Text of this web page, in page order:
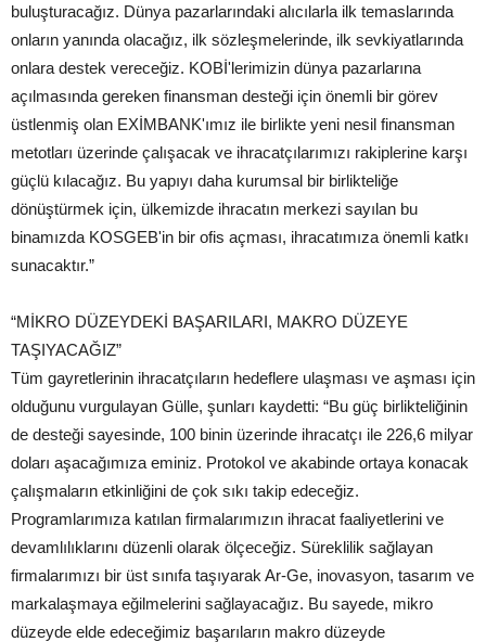
buluşturacağız. Dünya pazarlarındaki alıcılarla ilk temaslarında
onların yanında olacağız, ilk sözleşmelerinde, ilk sevkiyatlarında
onlara destek vereceğiz. KOBİ'lerimizin dünya pazarlarına
açılmasında gereken finansman desteği için önemli bir görev
üstlenmiş olan EXİMBANK'ımız ile birlikte yeni nesil finansman
metotları üzerinde çalışacak ve ihracatçılarımızı rakiplerine karşı
güçlü kılacağız. Bu yapıyı daha kurumsal bir birlikteliğe
dönüştürmek için, ülkemizde ihracatın merkezi sayılan bu
binamızda KOSGEB'in bir ofis açması, ihracatımıza önemli katkı
sunacaktır.”
“MİKRO DÜZEYDEKİ BAŞARILARI, MAKRO DÜZEYE
TAŞIYACAĞIZ”
Tüm gayretlerinin ihracatçıların hedeflere ulaşması ve aşması için
olduğunu vurgulayan Gülle, şunları kaydetti: “Bu güç birlikteliğinin
de desteği sayesinde, 100 binin üzerinde ihracatçı ile 226,6 milyar
doları aşacağımıza eminiz. Protokol ve akabinde ortaya konacak
çalışmaların etkinliğini de çok sıkı takip edeceğiz.
Programlarımıza katılan firmalarımızın ihracat faaliyetlerini ve
devamlılıklarını düzenli olarak ölçeceğiz. Süreklilik sağlayan
firmalarımızı bir üst sınıfa taşıyarak Ar-Ge, inovasyon, tasarım ve
markalaşmaya eğilmelerini sağlayacağız. Bu sayede, mikro
düzeyde elde edeceğimiz başarıların makro düzeyde